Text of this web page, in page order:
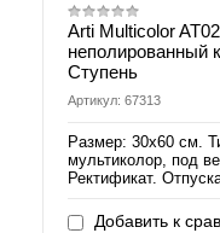
Arti Multicolor
неполированный
Ступень
Артикул: 67313
Размер: 30х60 см.
мультиколор, под
Ректификат.
Добавить к